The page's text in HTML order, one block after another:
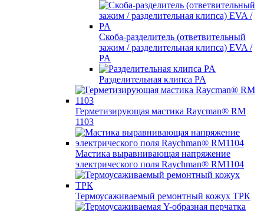
Скоба-разделитель (ответвительный
зажим / разделительная клипса) EVA /
PA
Разделительная клипса PA
Герметизирующая мастика Raycman® RM
1103
Мастика выравнивающая напряжение
электрического поля Raychman® RM1104
Термоусаживаемый ремонтный кожух ТРК